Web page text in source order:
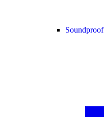
Soundproof